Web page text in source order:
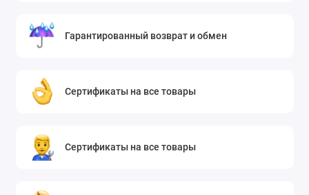
Гарантированный возврат и обмен
Сертификаты на все товары
Сертификаты на все товары